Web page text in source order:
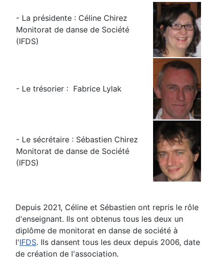
- La présidente : Céline Chirez
Monitorat de danse de Société
(IFDS)
- Le trésorier : Fabrice Lylak
- Le sécrétaire : Sébastien Chirez
Monitorat de danse de Société
(IFDS)
Depuis 2021, Céline et Sébastien ont repris le rôle
d'enseignant. Ils ont obtenus tous les deux un
diplôme de monitorat en danse de société à
l'IFDS. Ils dansent tous les deux depuis 2006, date
de création de l'association.